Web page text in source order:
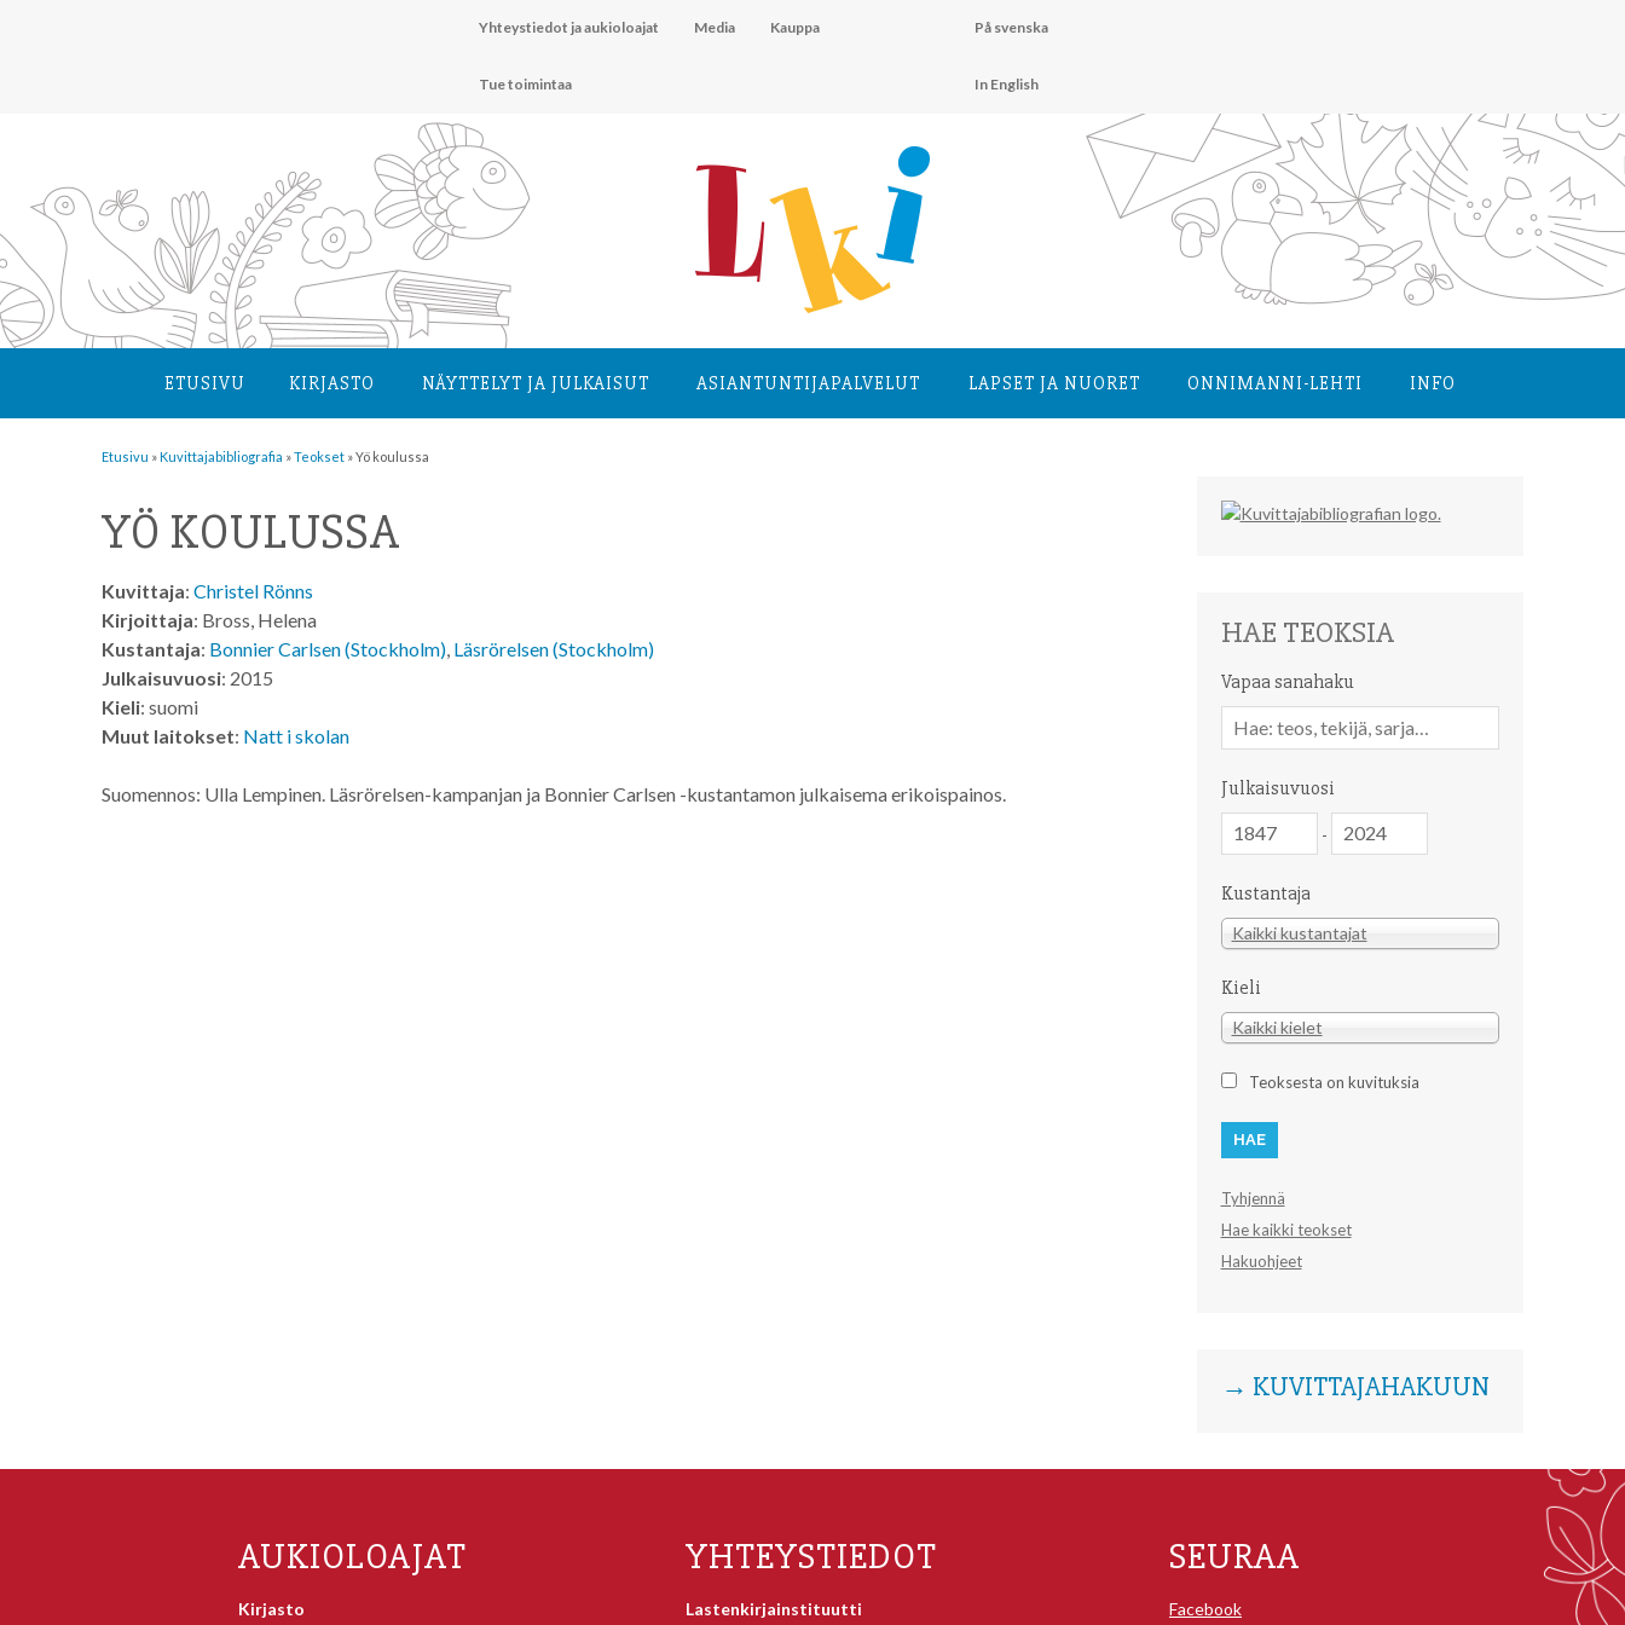
Yhteystiedot ja aukioloajat Media Kauppa
Tue toimintaa
På svenska
In English
ETUSIVU KIRJASTO NÄYTTELYT JA JULKAISUT ASIANTUNTIJA­PALVELUT LAPSET JA NUORET ONNIMANNI-LEHTI INFO
Etusivu »Kuvittaja­bibliografia »Teokset »Yö koulussa
YÖ KOULUSSA
Kuvittaja: Christel Rönns
Kirjoittaja: Bross, Helena
Kustantaja: Bonnier Carlsen (Stockholm), Läsrörelsen (Stockholm)
Julkaisuvuosi: 2015
Kieli: suomi
Muut laitokset: Natt i skolan
Suomennos: Ulla Lempinen. Läsrörelsen-kampanjan ja Bonnier Carlsen -kustantamon julkaisema erikoispainos.
HAE TEOKSIA
Vapaa sanahaku
sanahaku
Julkaisuvuosi
-
Kustantaja
Kustantaja
Kaikki kustantajat
Kieli
Kieli
Kaikki kielet
Teoksesta on kuvituksia
Tyhjennä
Hae kaikki teokset
Hakuohjeet
→ KUVITTAJAHAKUUN
AUKIOLOAJAT
Kirjasto
YHTEYSTIEDOT
Lastenkirjainstituutti
SEURAA
Facebook